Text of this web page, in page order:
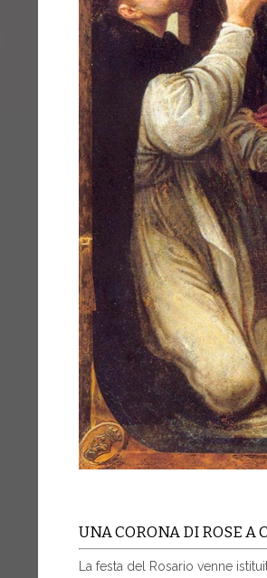
UNA CORONA DI ROSE A
La festa del Rosario venne